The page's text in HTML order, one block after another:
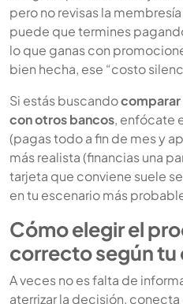
pero no revisas la
puede que termines
lo que ganas con
bien hecha, ese “costo
Si estás buscando
con otros bancos, enfócate
(pagas todo a fin de mes y
más realista (financias una
tarjeta que conviene suele
en tu escenario más
Cómo elegir el
correcto según
A veces no es falta de
aterrizar la decisión,